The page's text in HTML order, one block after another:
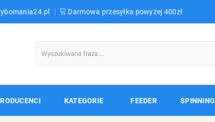
Darmowa przesyłka powyżej 400zł
KATEGORIE FEEDER SPINNING